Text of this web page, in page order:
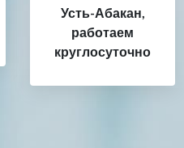
Усть-Абакан,
работаем
круглосуточно